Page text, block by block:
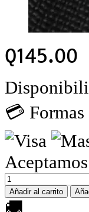
Q145.00
💳 Formas
Añadir al carrito